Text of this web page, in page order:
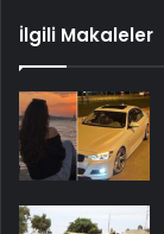
İlgili Makaleler